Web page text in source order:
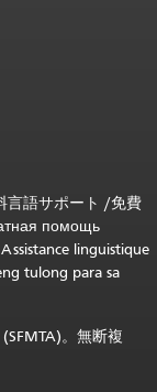
言語サポート /免費
помощь
Assistance linguistique
tulong para sa
。無断複